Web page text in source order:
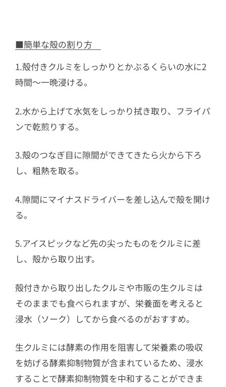
■簡単な殻の割り方
1.殻付きクルミをしっかりとかぶるくらいの水に2
時間〜一晩浸ける。
2.水から上げて水気をしっかり拭き取り、フライパ
ンで乾煎りする。
3.殻のつなぎ目に隙間ができてきたら火から下ろ
し、粗熱を取る。
4.隙間にマイナスドライバーを差し込んで殻を開け
る。
5.アイスピックなど先の尖ったものをクルミに差
し、殻から取り出す。
殻付きから取り出したクルミや市販の生クルミは
そのままでも食べられますが、栄養面を考えると
浸水（ソーク）してから食べるのがおすすめ。
生クルミには酵素の作用を阻害して栄養素の吸収
を妨げる酵素抑制物質が含まれているため、浸水
することで酵素抑制物質を中和することができま